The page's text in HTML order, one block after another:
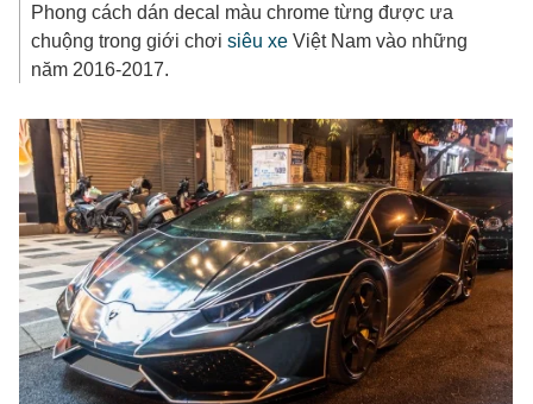
Phong cách dán decal màu chrome từng được ưa
chuộng trong giới chơisiêu xe Việt Nam vào những
năm 2016-2017.